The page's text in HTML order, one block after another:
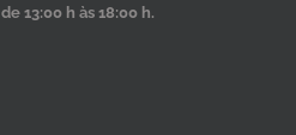
de 13:00 h às 18:00 h.